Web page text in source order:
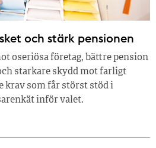
och stärk pensionen
oseriösa företag, bättre pension
starkare skydd mot farligt
krav som får störst stöd i
inför valet.